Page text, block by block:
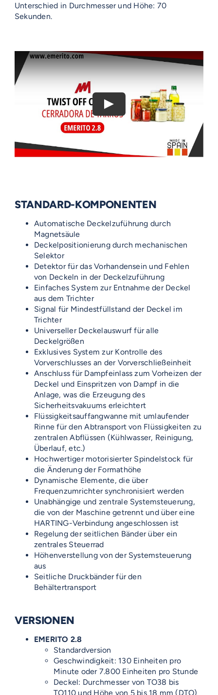
Unterschied in Durchmesser und Höhe: 70
Sekunden.
STANDARD-KOMPONENTEN
Automatische Deckelzuführung durch
Magnetsäule
Deckelpositionierung durch mechanischen
Selektor
Detektor für das Vorhandensein und Fehlen
von Deckeln in der Deckelzuführung
Einfaches System zur Entnahme der Deckel
aus dem Trichter
Signal für Mindestfüllstand der Deckel im
Trichter
Universeller Deckelauswurf für alle
Deckelgrößen
Exklusives System zur Kontrolle des
Vorverschlusses an der Vorverschließeinheit
Anschluss für Dampfeinlass zum Vorheizen der
Deckel und Einspritzen von Dampf in die
Anlage, was die Erzeugung des
Sicherheitsvakuums erleichtert
Flüssigkeitsauffangwanne mit umlaufender
Rinne für den Abtransport von Flüssigkeiten zu
zentralen Abflüssen (Kühlwasser, Reinigung,
Überlauf, etc.)
Hochwertiger motorisierter Spindelstock für
die Änderung der Formathöhe
Dynamische Elemente, die über
Frequenzumrichter synchronisiert werden
Unabhängige und zentrale Systemsteuerung,
die von der Maschine getrennt und über eine
HARTING-Verbindung angeschlossen ist
Regelung der seitlichen Bänder über ein
zentrales Steuerrad
Höhenverstellung von der Systemsteuerung
aus
Seitliche Druckbänder für den
Behältertransport
VERSIONEN
EMERITO 2.8
Standardversion
Geschwindigkeit: 130 Einheiten pro
Minute oder 7.800 Einheiten pro Stunde
Deckel: Durchmesser von TO38 bis
TO110 und Höhe von 5 bis 18 mm (DTO)